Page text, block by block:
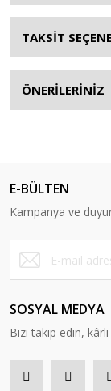
TAKSİT
ÖNERİLERİNİZ
E-BÜLTEN
Kampanya ve
SOSYAL MEDYA
Bizi takip edin, kârlı